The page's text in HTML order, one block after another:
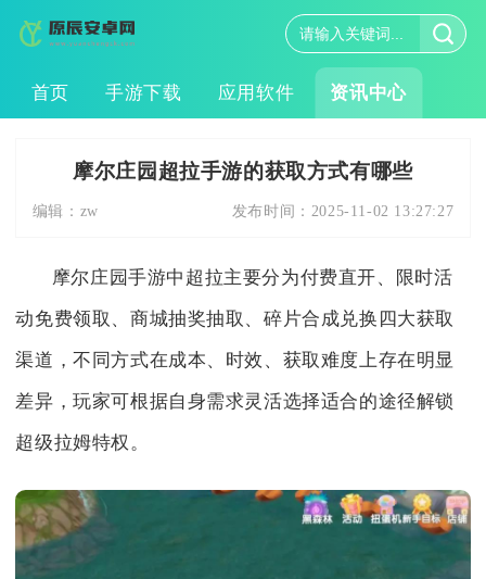
首页 手游下载 应用软件 资讯中心
摩尔庄园超拉手游的获取方式有哪些
编辑： zw 发布时间： 2025-11-02 13:27:27
摩尔庄园手游中超拉主要分为付费直开、限时活
动免费领取、商城抽奖抽取、碎片合成兑换四大获取
渠道，不同方式在成本、时效、获取难度上存在明显
差异，玩家可根据自身需求灵活选择适合的途径解锁
超级拉姆特权。